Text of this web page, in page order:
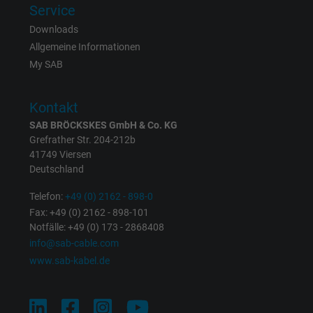
Laufzeit
Zweck
Anzeigenausrichtung und
Anbieter Facebook Ireland Ltd.
Laufzeit
Zweck
Cookie von Facebook für Website-Analyse,
Anzeigenausrichtung und
spin, Facebook Pixel
Service
Downloads
Allgemeine Informationen
My SAB
Kontakt
SAB BRÖCKSKES GmbH & Co. KG
Grefrather Str. 204-212b
41749 Viersen
Deutschland
Telefon:+49 (0) 2162 - 898-0
Fax: +49 (0) 2162 - 898-101
Notfälle: +49 (0) 173 - 2868408
info@sab-cable.com
www.sab-kabel.de